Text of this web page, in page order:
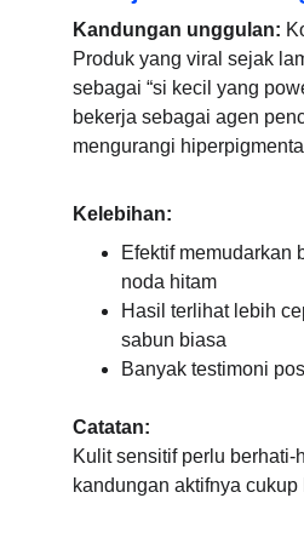
Kandungan unggulan:
Produk yang viral sejak
sebagai “si kecil yang
bekerja sebagai agen
mengurangi
Kelebihan:
Efektif memudarkan
noda hitam
Hasil terlihat lebih
sabun biasa
Banyak testimoni
Catatan:
Kulit sensitif perlu berhati-
kandungan aktifnya cukup